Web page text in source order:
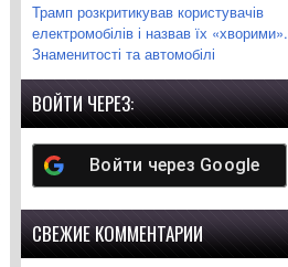
Трамп розкритикував користувачів
електромобілів і назвав їх «хворими».
Знаменитості та автомобілі
ВОЙТИ ЧЕРЕЗ:
Войти через Google
СВЕЖИЕ КОММЕНТАРИИ